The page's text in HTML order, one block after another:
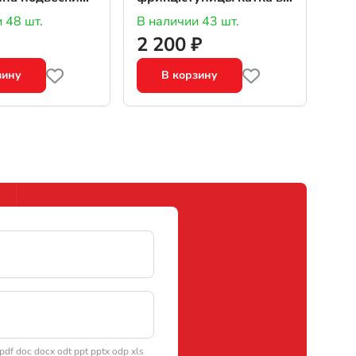
48 шт.
сб
В наличии 43 шт.
2 200 ₽
В корзину
персональных данных